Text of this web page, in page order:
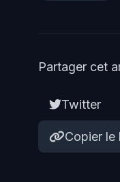
Partager cet
Twitter
Copier le